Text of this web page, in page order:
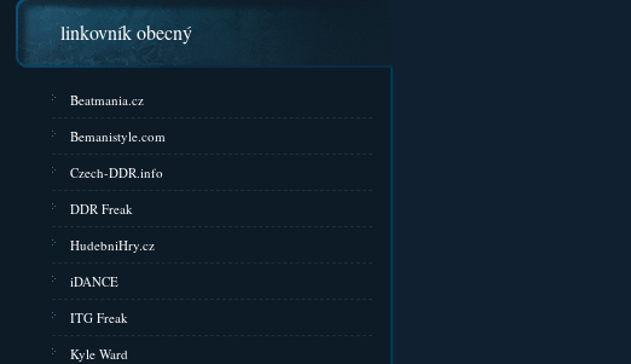
linkovník obecný
Beatmania.cz
Bemanistyle.com
Czech-DDR.info
DDR Freak
HudebniHry.cz
iDANCE
ITG Freak
Kyle Ward